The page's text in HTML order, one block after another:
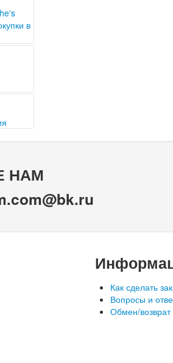
в
НАМ
Как сделать
Вопросы и
Обмен/возврат